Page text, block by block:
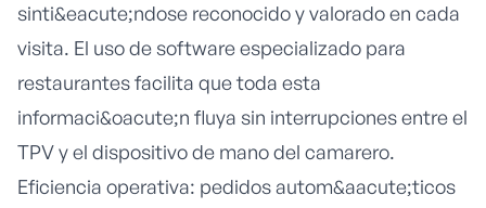
sinti&eacute;ndose reconocido y valorado en cada
visita. El uso desoftware especializado para
restaurantesfacilita que toda esta
informaci&oacute;n fluya sin interrupciones entre el
TPV y el dispositivo de mano del camarero.
Eficiencia operativa: pedidos autom&aacute;ticos